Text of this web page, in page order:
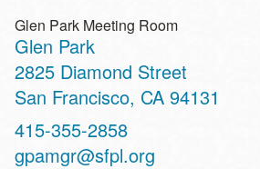
Glen Park Meeting Room
Glen Park
Address
2825 Diamond Street
San Francisco, CA 94131
Contact
Telephone
415-355-2858
gpamgr@sfpl.org